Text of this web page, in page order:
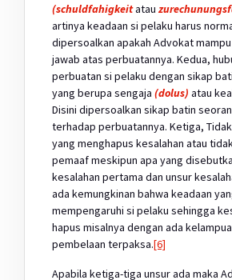
(schuldfahigkeitatau
artinya keadaan si pelaku harus
dipersoalkan apakah Advokat
jawab atas perbuatannya. Kedua,
perbuatan si pelaku dengan sikap
yang berupa sengaja (dolus) atau
Disini dipersoalkan sikap batin
terhadap perbuatannya. Ketiga,
yang menghapus kesalahan atau
pemaaf meskipun apa yang
kesalahan pertama dan unsur
ada kemungkinan bahwa keadaan
mempengaruhi si pelaku sehingga
hapus misalnya dengan ada
pembelaan terpaksa.[6]
Apabila ketiga-tiga unsur ada maka